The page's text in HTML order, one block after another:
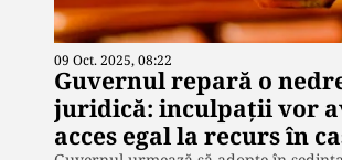
09 Oct. 2025, 08:22
Guvernul repară o
juridică: inculpații vor
acces egal la recurs în